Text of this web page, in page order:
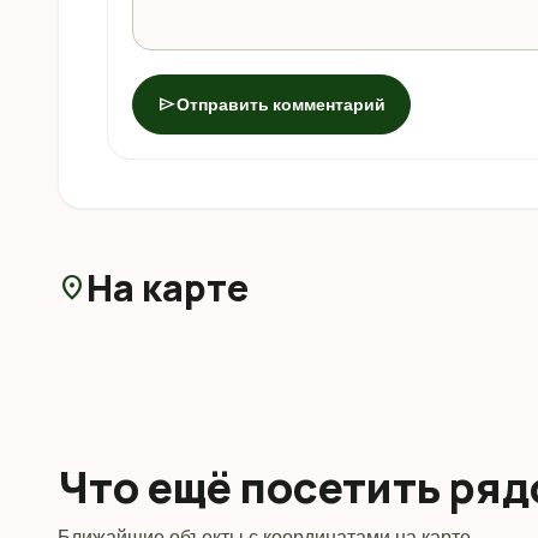
sendОтправить комментарий
location_on На карте
Что ещё посетить